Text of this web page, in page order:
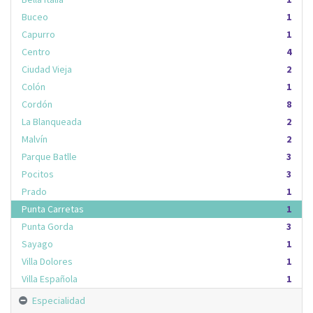
1
Buceo
1
Capurro
4
Centro
2
Ciudad Vieja
1
Colón
8
Cordón
2
La Blanqueada
2
Malvín
3
Parque Batlle
3
Pocitos
1
Prado
1
Punta Carretas
3
Punta Gorda
1
Sayago
1
Villa Dolores
1
Villa Española
Especialidad